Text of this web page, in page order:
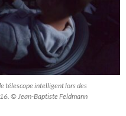
télescope intelligent lors des
© Jean-Baptiste Feldmann